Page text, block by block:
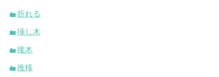
折れる
挿し木
接木
推移